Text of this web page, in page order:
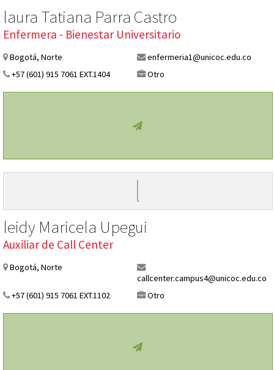
laura Tatiana Parra Castro
Enfermera - Bienestar Universitario
Bogotá, Norte
enfermeria1@unicoc.edu.co
+57 (601) 915 7061 EXT.1404
Otro
l
leidy Maricela Upegui
Auxiliar de Call Center
Bogotá, Norte
callcenter.campus4@unicoc.edu.co
+57 (601) 915 7061 EXT.1102
Otro